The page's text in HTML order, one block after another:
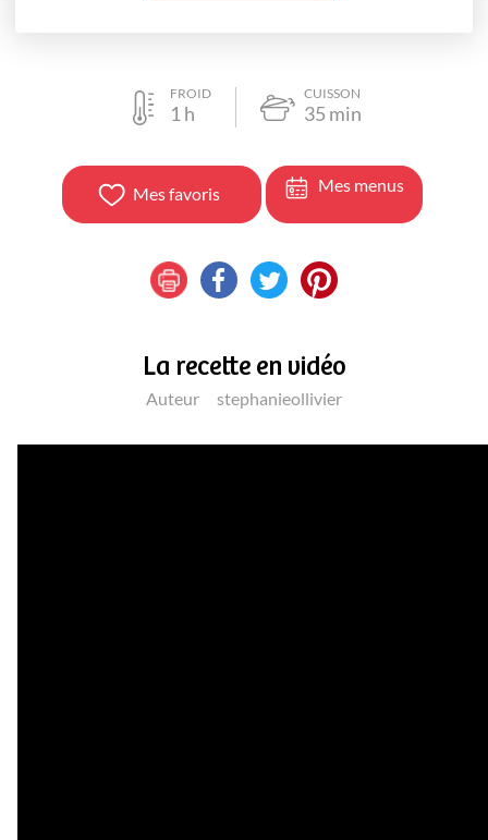
FROID
1 h
CUISSON
35 min
Mes favoris Mes menus
La recette en vidéo
Auteur stephanieollivier